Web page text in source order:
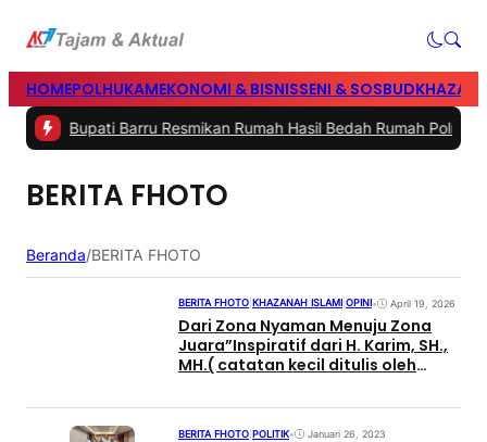
HOMEPOLHUKAMEKONOMI & BISNISSENI & SOSBUD
Saat Bupati Barru Resmikan Rumah Hasil Bedah Rumah Polres
BERITA FHOTO
Beranda/BERITA FHOTO
BERITA FHOTO KHAZANAH ISLAMI OPINI• April 19, 2026
Dari Zona Nyaman Menuju Zona
Juara”Inspiratif dari H. Karim, SH.,
MH.( catatan kecil ditulis oleh
BERITA FHOTO POLITIK• Januari 26, 2023